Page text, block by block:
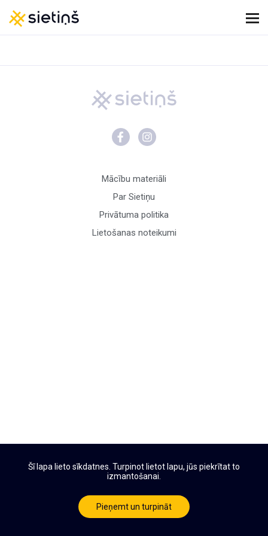
Šī lapa lieto sīkdatnes. Turpinot lietot lapu, jūs piekrītat to
izmantošanai.
Pieņemt un turpināt
Mācību materiāli
Par Sietiņu
Privātuma politika
Lietošanas noteikumi